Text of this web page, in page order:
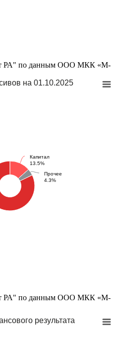
РА" по данным ООО МКК «М-
на 01.10.2025
Капитал
13.5%
Прочее
4.3%
РА" по данным ООО МКК «М-
результата